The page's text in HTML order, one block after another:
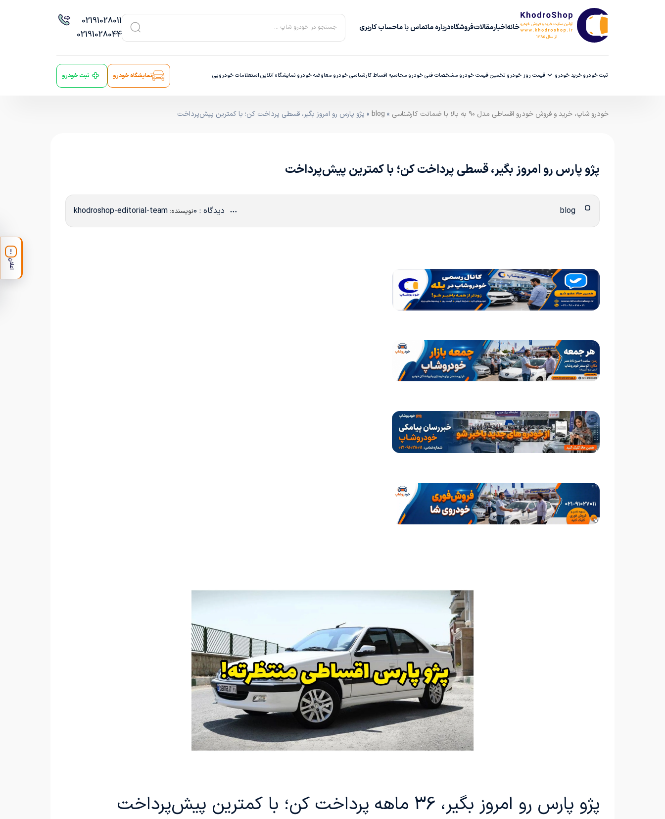
خانهاخبارمقالاتفروشگاهدرباره‌ ماتماس با ماحساب کاربری جستجو در خودرو شاپ ...
02191028011
02191028044
ثبت خودروخرید خودرو قیمت روز خودرو تخمین قیمت خودرو مشخصات فنی خودرو محاسبه اقساطکارشناسی خودرو معاوضه خودرو نمایشگاه آنلایناستعلامات خودرویی نمایشگاه خودرو ثبت خودرو
خودرو شاپ، خرید و فروش خودرو اقساطی مدل ۹۰ به بالا با ضمانت کارشناسی »
blog » پژو پارس رو امروز بگیر، قسطی پرداخت کن؛ با کمترین پیش‌پرداخت
پژو پارس رو امروز بگیر، قسطی پرداخت کن؛ با کمترین پیش‌پرداخت
دیدگاه : 0 نویسنده: khodroshop-editorial-team
پژو پارس رو امروز بگیر، 36 ماهه پرداخت کن؛ با کمترین پیش‌پرداخت
!
اعلان